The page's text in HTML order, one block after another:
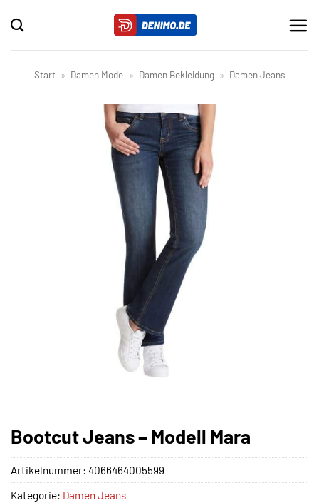
Inhalt
springen
Start » Damen Mode » Damen Bekleidung » Damen Jeans
Bootcut Jeans – Modell Mara
Artikelnummer: 4066464005599
Kategorie: Damen Jeans